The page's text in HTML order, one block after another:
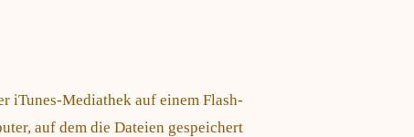
iTunes-Mediathek auf einem Flash-
auf dem die Dateien gespeichert